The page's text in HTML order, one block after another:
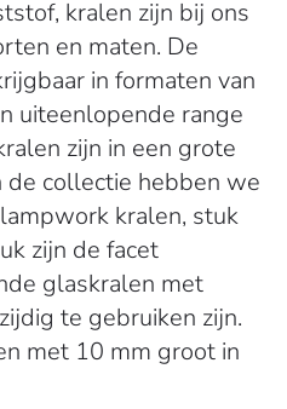
kralen zijn bij ons
en maten. De
in formaten van
uiteenlopende range
zijn in een grote
de collectie hebben we
kralen, stuk
zijn de facet
glaskralen met
te gebruiken zijn.
met 10 mm groot in